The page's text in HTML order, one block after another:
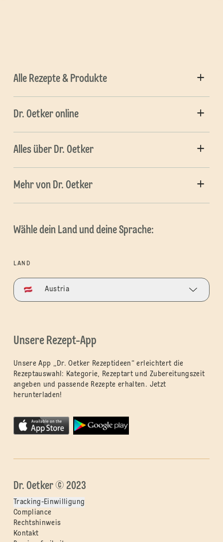
Alle Rezepte & Produkte
Dr. Oetker online
Alles über Dr. Oetker
Mehr von Dr. Oetker
Wähle dein Land und deine Sprache:
LAND
Austria
Unsere Rezept-App
Unsere App „Dr. Oetker Rezeptideen“ erleichtert die
Rezeptauswahl: Kategorie, Rezeptart und Zubereitungszeit
angeben und passende Rezepte erhalten. Jetzt
herunterladen!
Dr. Oetker © 2023
Tracking-Einwilligung
Compliance
Rechtshinweis
Kontakt